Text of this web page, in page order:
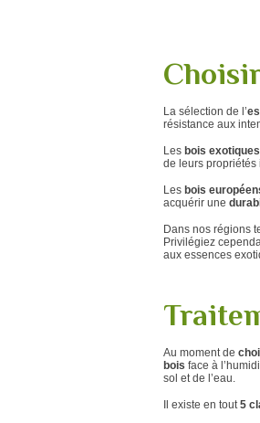
La sélection de l’
résistance aux
Les bois exotiques
de leurs
Les bois
acquérir une
Dans nos régions
Privilégiez
aux essences
Au moment de
bois face à
sol et de l’eau.
Il existe en tout5